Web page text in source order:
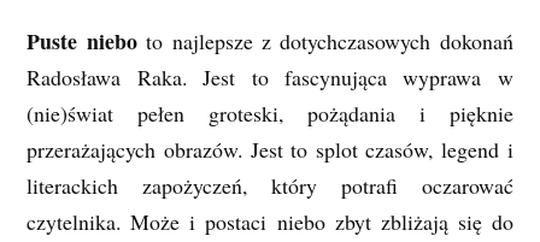
Puste nieboto najlepsze z dotychczasowych dokonań
Radosława Raka. Jest to fascynująca wyprawa w
(nie)świat pełen groteski, pożądania i pięknie
przerażających obrazów. Jest to splot czasów, legend i
literackich zapożyczeń, który potrafi oczarować
czytelnika. Może i postaci niebo zbyt zbliżają się do